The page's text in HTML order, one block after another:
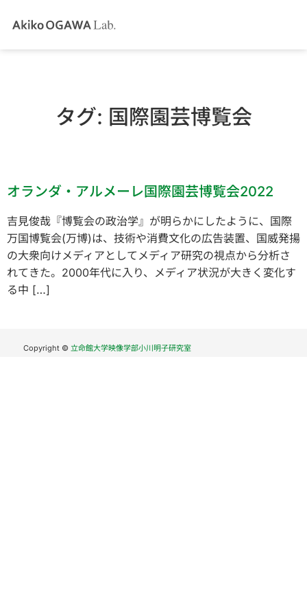
タグ: 国際園芸博覧会
オランダ・アルメーレ国際園芸博覧会2022
吉見俊哉『博覧会の政治学』が明らかにしたように、国際
万国博覧会(万博)は、技術や消費文化の広告装置、国威発揚
の大衆向けメディアとしてメディア研究の視点から分析さ
れてきた。2000年代に入り、メディア状況が大きく変化す
る中 […]
Copyright © 立命館大学映像学部小川明子研究室